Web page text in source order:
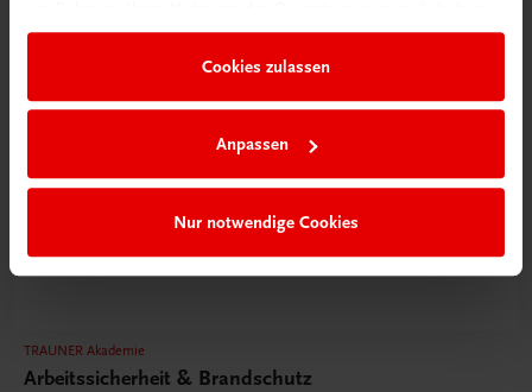
Cookies zulassen
Anpassen
Nur notwendige Cookies
TRAUNER Akademie
Arbeitssicherheit & Brandschutz